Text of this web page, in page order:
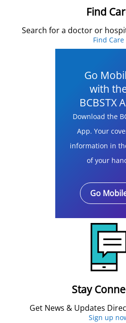
Find
Search for a doctor or
Find Care
Go
with
BCBSTX
Download the
App. Your
information in
of your
Go
Stay
Get News & Updates
Sign up